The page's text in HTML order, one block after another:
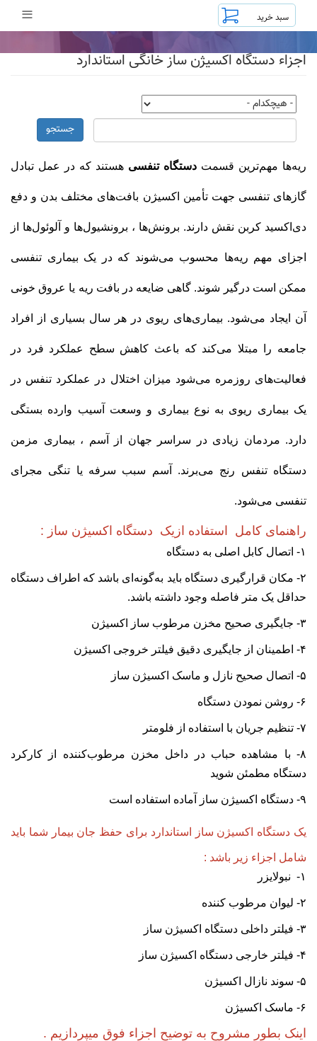
محتوای
≡
اجزاء دستگاه اکسیژن ساز خانگی استاندارد
جستجو
ریه‌ها مهم‌ترین قسمت دستگاه تنفسی هستند که در عمل تبادل
گازهای تنفسی جهت تأمین اکسیژن بافت‌های مختلف بدن و دفع
دی‌اکسید کربن نقش دارند. برونش‌ها ، برونشیول‌ها و آلوئول‌ها از
اجزای مهم ریه‌ها محسوب می‌شوند که در یک بیماری تنفسی
ممکن است درگیر شوند. گاهی ضایعه در بافت ریه یا عروق خونی
آن ایجاد می‌شود. بیماری‌های ریوی در هر سال بسیاری از افراد
جامعه را مبتلا می‌کند که باعث کاهش سطح عملکرد فرد در
فعالیت‌های روزمره می‌شود میزان اختلال در عملکرد تنفس در
یک بیماری ریوی به نوع بیماری و وسعت آسیب وارده بستگی
دارد. مردمان زیادی در سراسر جهان از آسم ، بیماری مزمن
دستگاه تنفس رنج می‌برند. آسم سبب سرفه یا تنگی مجرای
تنفسی می‌شود.
راهنمای کامل استفاده ازیک دستگاه اکسیژن ساز :
۱- اتصال کابل اصلی به دستگاه
۲- مکان قرارگیری دستگاه باید به‌گونه‌ای باشد که اطراف دستگاه
حداقل یک متر فاصله وجود داشته باشد.
۳- جایگیری صحیح مخزن مرطوب ساز اکسیژن
۴- اطمینان از جایگیری دقیق فیلتر خروجی اکسیژن
۵- اتصال صحیح نازل و ماسک اکسیژن ساز
۶- روشن نمودن دستگاه
۷- تنظیم جریان با استفاده از فلومتر
۸- با مشاهده حباب در داخل مخزن مرطوب‌کننده از کارکرد
دستگاه مطمئن شوید
۹- دستگاه اکسیژن ساز آماده استفاده است
یک دستگاه اکسیژن ساز استاندارد برای حفظ جان بیمار شما باید
شامل اجزاء زیر باشد :
۱- نبولایزر
۲- لیوان مرطوب کننده
۳- فیلتر داخلی دستگاه اکسیژن ساز
۴- فیلتر خارجی دستگاه اکسیژن ساز
۵- سوند نازال اکسیژن
۶- ماسک اکسیژن
اینک بطور مشروح به توضیح اجزاء فوق میپردازیم .